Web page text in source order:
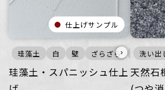
仕上げサンプル
珪藻土 白 壁 ざらざら 宿泊施設
›
珪藻土・スパニッシュ仕上
洗い出
天然石